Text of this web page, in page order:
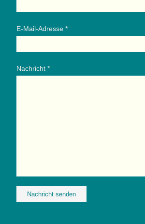
E-Mail-Adresse *
Nachricht *